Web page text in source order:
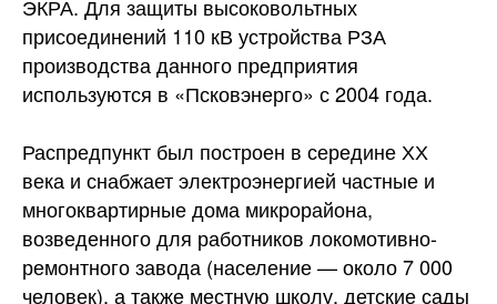
ЭКРА. Для защиты высоковольтных
присоединений 110 кВ устройства РЗА
производства данного предприятия
используются в «Псковэнерго» с 2004 года.
Распредпункт был построен в середине ХХ
века и снабжает электроэнергией частные и
многоквартирные дома микрорайона,
возведенного для работников локомотивно-
ремонтного завода (население — около 7 000
человек), а также местную школу, детские сады